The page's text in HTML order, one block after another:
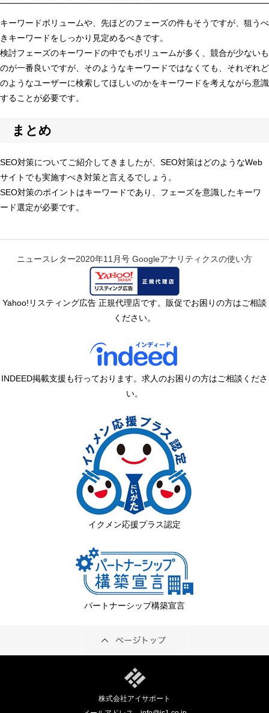
キーワードボリュームや、先ほどのフェーズの件もそうですが、狙うべ
きキーワードをしっかり見定めるべきです。
検討フェーズのキーワードの中でもボリュームが多く、競合が少ないも
のが一番良いですが、そのようなキーワードではなくても、それぞれど
のようなユーザーに検索してほしいのかをキーワードを考えながら意識
することが必要です。
まとめ
SEO対策についてご紹介してきましたが、SEO対策はどのようなWeb
サイトでも実施すべき対策と言えるでしょう。
SEO対策のポイントはキーワードであり、フェーズを意識したキーワ
ード選定が必要です。
ニュースレター2020年11月号 Googleアナリティクスの使い方
Yahoo!リスティング広告 正規代理店です。販促でお困りの方はご相談
ください。
INDEED掲載支援も行っております。求人のお困りの方はご相談くださ
い。
イクメン応援プラス認定
パートナーシップ構築宣言
株式会社アイサポート